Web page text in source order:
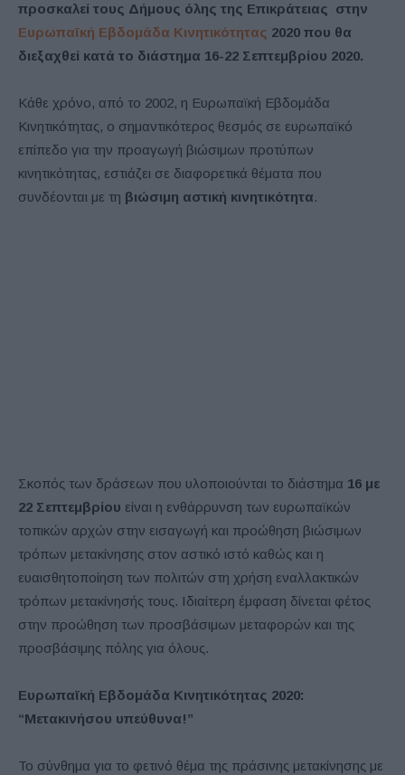
προσκαλεί τους Δήμους όλης της Επικράτειας στην
Ευρωπαϊκή Εβδομάδα Κινητικότητας 2020 που θα
διεξαχθεί κατά το διάστημα 16-22 Σεπτεμβρίου 2020.
Κάθε χρόνο, από το 2002, η Ευρωπαϊκή Εβδομάδα
Κινητικότητας, ο σημαντικότερος θεσμός σε ευρωπαϊκό
επίπεδο για την προαγωγή βιώσιμων προτύπων
κινητικότητας, εστιάζει σε διαφορετικά θέματα που
συνδέονται με τη βιώσιμη αστική κινητικότητα.
Σκοπός των δράσεων που υλοποιούνται το διάστημα 16 με
22 Σεπτεμβρίου είναι η ενθάρρυνση των ευρωπαϊκών
τοπικών αρχών στην εισαγωγή και προώθηση βιώσιμων
τρόπων μετακίνησης στον αστικό ιστό καθώς και η
ευαισθητοποίηση των πολιτών στη χρήση εναλλακτικών
τρόπων μετακίνησής τους. Ιδιαίτερη έμφαση δίνεται φέτος
στην προώθηση των προσβάσιμων μεταφορών και της
προσβάσιμης πόλης για όλους.
Ευρωπαϊκή Εβδομάδα Κινητικότητας 2020:
“Μετακινήσου υπεύθυνα!”
Το σύνθημα για το φετινό θέμα της πράσινης μετακίνησης με